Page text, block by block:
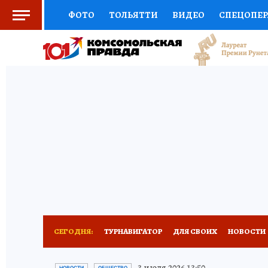
ФОТО ТОЛЬЯТТИ ВИДЕО
СОЦПОДДЕРЖКА НАУКА СПОРТ
СЕГОДНЯ: ТУРНАВИГАТОР ДЛЯ СВОИХ НОВОСТИ
НАДЕЖНЫЕ РАБОТОДАТЕЛИ